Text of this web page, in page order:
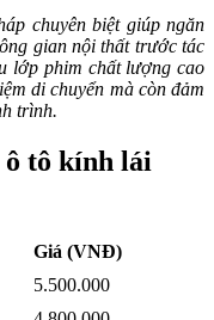
chuyên biệt giúp ngăn
gian nội thất trước tác
lớp phim chất lượng cao
di chuyển mà còn đảm
trình.
ô tô kính lái
Giá (VNĐ)
5.500.000